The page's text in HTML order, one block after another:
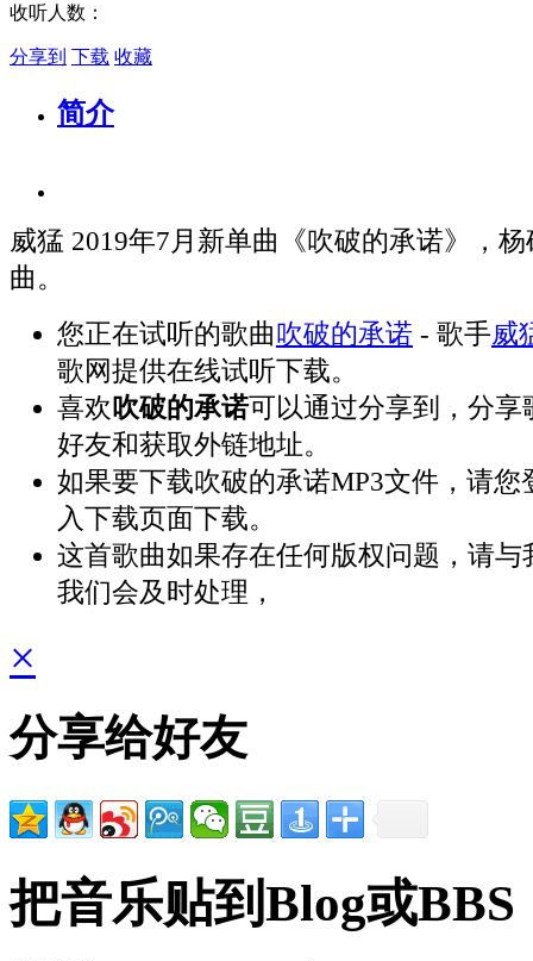
收听人数：
分享到 下载 收藏
简介
威猛 2019年7月新单曲《吹破的承诺》，
曲。
您正在试听的歌曲吹破的承诺 - 歌手威
歌网提供在线试听下载。
喜欢 吹破的承诺可以通过分享到，分享
好友和获取外链地址。
如果要下载吹破的承诺MP3文件，请您
入下载页面下载。
这首歌曲如果存在任何版权问题，请与
我们会及时处理，
×
分享给好友
把音乐贴到Blog或BBS